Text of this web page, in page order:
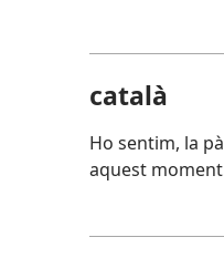
català
Ho sentim, la
aquest